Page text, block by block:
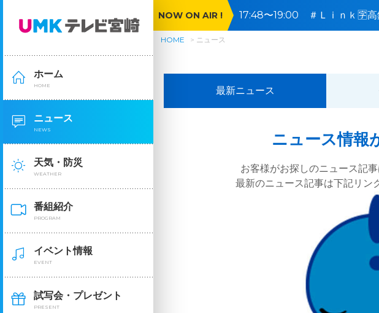
ホーム
HOME
ニュース
NEWS
天気・防災
WEATHER
番組紹介
PROGRAM
イベント情報
EVENT
試写会・プレゼント
PRESENT
NOW ON AIR !
17:48〜19:00 ＃Ｌｉｎｋ🈑
メ
HOME ニュース
最新ニュース
ニュース情報
お客様がお探しのニュース記
最新のニュース記事は下記リン